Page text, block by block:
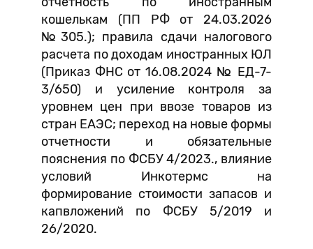
кошелькам (ПП РФ от 24.03.2026
№305.); правила сдачи налогового
расчета по доходам иностранных ЮЛ
(Приказ ФНС от 16.08.2024 № ЕД-7-
3/650) и усиление контроля за
уровнем цен при ввозе товаров из
стран ЕАЭС; переход на новые формы
отчетности и обязательные
пояснения по ФСБУ 4/2023., влияние
условий Инкотермс на
формирование стоимости запасов и
капвложений по ФСБУ 5/2019 и
26/2020.